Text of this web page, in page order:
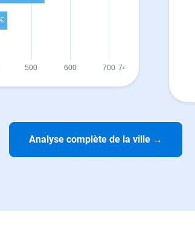
Analyse complète de la ville →